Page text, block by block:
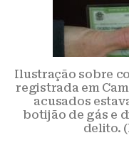
Ilustração sobre
registrada em
acusados
botijão de gás e
delito.